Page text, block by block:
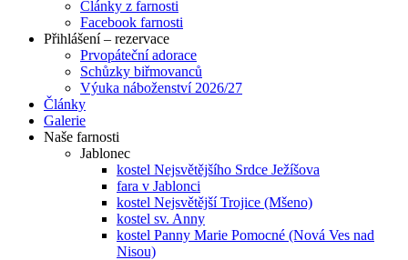
Články z farnosti
Facebook farnosti
Přihlášení – rezervace
Prvopáteční adorace
Schůzky biřmovanců
Výuka náboženství 2026/27
Články
Galerie
Naše farnosti
Jablonec
kostel Nejsvětějšího Srdce Ježíšova
fara v Jablonci
kostel Nejsvětější Trojice (Mšeno)
kostel sv. Anny
kostel Panny Marie Pomocné (Nová Ves nad
Nisou)